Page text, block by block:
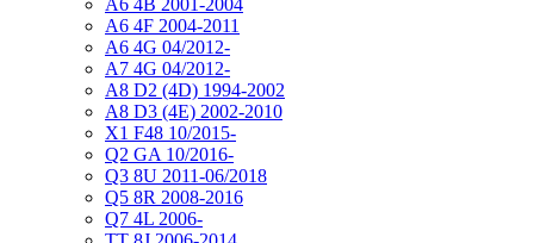
A6 4B 2001-2004
A6 4F 2004-2011
A6 4G 04/2012-
A7 4G 04/2012-
A8 D2 (4D) 1994-2002
A8 D3 (4E) 2002-2010
X1 F48 10/2015-
Q2 GA 10/2016-
Q3 8U 2011-06/2018
Q5 8R 2008-2016
Q7 4L 2006-